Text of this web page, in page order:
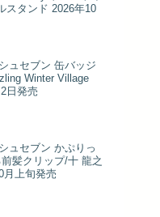
スタンド 2026年10
ュセブン 缶バッジ
Winter Village
日発売
ュセブン かぷりっ
髪クリップ/十 龍之
月上旬発売